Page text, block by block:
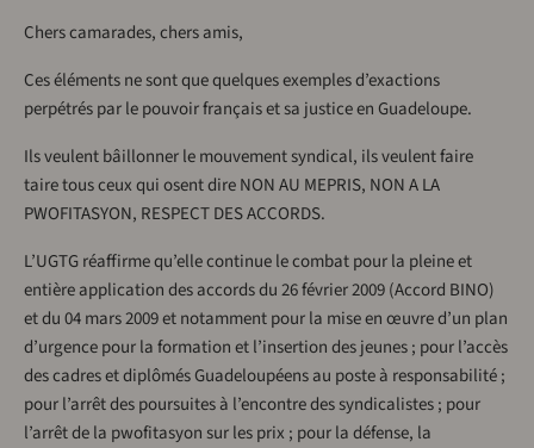
Chers camarades, chers amis,
Ces éléments ne sont que quelques exemples d’exactions
perpétrés par le pouvoir français et sa justice en Guadeloupe.
Ils veulent bâillonner le mouvement syndical, ils veulent faire
taire tous ceux qui osent dire NON AU MEPRIS, NON A LA
PWOFITASYON, RESPECT DES ACCORDS.
L’UGTG réaffirme qu’elle continue le combat pour la pleine et
entière application des accords du 26 février 2009 (Accord BINO)
et du 04 mars 2009 et notamment pour la mise en œuvre d’un plan
d’urgence pour la formation et l’insertion des jeunes ; pour l’accès
des cadres et diplômés Guadeloupéens au poste à responsabilité ;
pour l’arrêt des poursuites à l’encontre des syndicalistes ; pour
l’arrêt de la pwofitasyon sur les prix ; pour la défense, la